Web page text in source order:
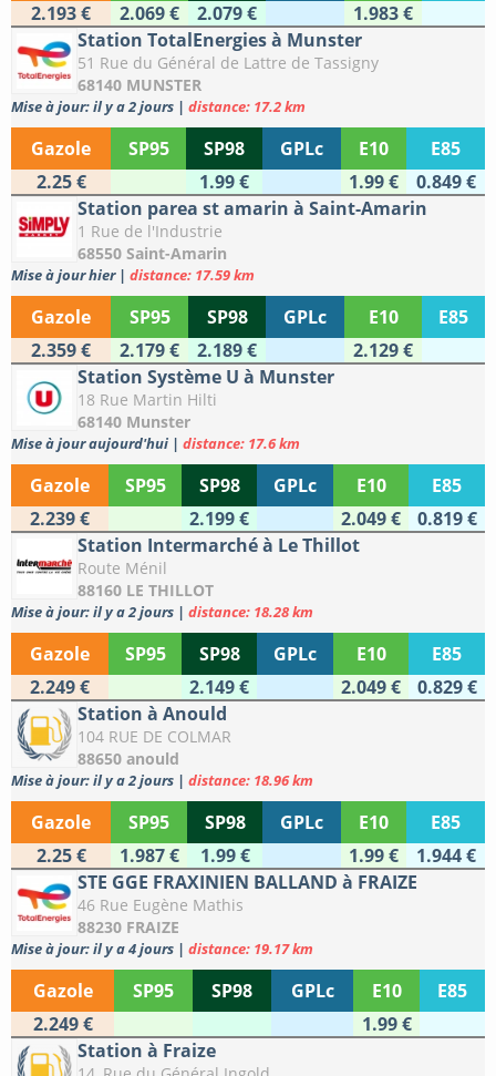
2.193 €
2.069 € 2.079 €
1.983 €
Station TotalEnergies à Munster
51 Rue du Général de Lattre de Tassigny
68140 MUNSTER
Mise à jour: il y a 2 jours | distance: 17.2 km
Gazole SP95 SP98 GPLc E10
E85
2.25 €
1.99 € 1.99 €
0.849 €
Station parea st amarin à Saint-Amarin
1 Rue de l'Industrie
68550 Saint-Amarin
Mise à jour hier | distance: 17.59 km
Gazole SP95 SP98 GPLc E10
E85
2.359 €
2.179 € 2.189 €
2.129 €
Station Système U à Munster
18 Rue Martin Hilti
68140 Munster
Mise à jour aujourd'hui | distance: 17.6 km
Gazole SP95 SP98 GPLc E10
E85
2.239 €
2.199 € 2.049 €
0.819 €
Station Intermarché à Le Thillot
Route Ménil
88160 LE THILLOT
Mise à jour: il y a 2 jours | distance: 18.28 km
Gazole SP95 SP98 GPLc E10
E85
2.249 €
2.149 € 2.049 €
0.829 €
Station à Anould
104 RUE DE COLMAR
88650 anould
Mise à jour: il y a 2 jours | distance: 18.96 km
Gazole SP95 SP98 GPLc E10
E85
2.25 €
1.987 € 1.99 € 1.99 €
1.944 €
STE GGE FRAXINIEN BALLAND à FRAIZE
46 Rue Eugène Mathis
88230 FRAIZE
Mise à jour: il y a 4 jours | distance: 19.17 km
Gazole SP95 SP98 GPLc E10
E85
2.249 €
1.99 €
Station à Fraize